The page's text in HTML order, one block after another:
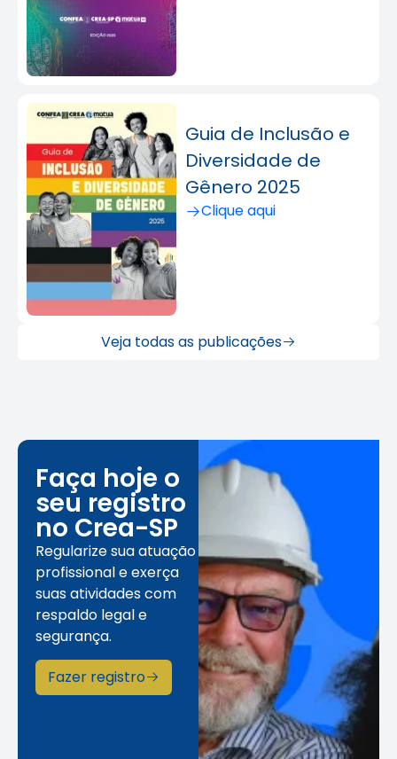
Guia de Inclusão e
Diversidade de
Gênero 2025
Clique aqui
Veja todas as publicações
Faça hoje o
seu registro
no Crea-SP
Regularize sua atuação
profissional e exerça
suas atividades com
respaldo legal e
segurança.
Fazer registro